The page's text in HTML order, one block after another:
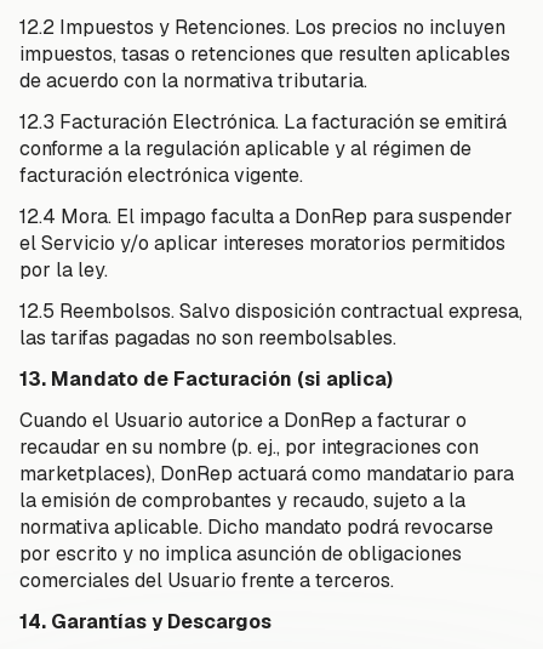
12.2 Impuestos y Retenciones. Los precios no incluyen
impuestos, tasas o retenciones que resulten aplicables
de acuerdo con la normativa tributaria.
12.3 Facturación Electrónica. La facturación se emitirá
conforme a la regulación aplicable y al régimen de
facturación electrónica vigente.
12.4 Mora. El impago faculta a DonRep para suspender
el Servicio y/o aplicar intereses moratorios permitidos
por la ley.
12.5 Reembolsos. Salvo disposición contractual expresa,
las tarifas pagadas no son reembolsables.
13. Mandato de Facturación (si aplica)
Cuando el Usuario autorice a DonRep a facturar o
recaudar en su nombre (p. ej., por integraciones con
marketplaces), DonRep actuará como mandatario para
la emisión de comprobantes y recaudo, sujeto a la
normativa aplicable. Dicho mandato podrá revocarse
por escrito y no implica asunción de obligaciones
comerciales del Usuario frente a terceros.
14. Garantías y Descargos